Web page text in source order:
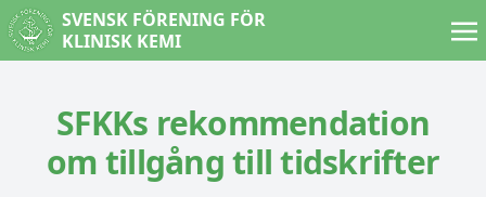
SVENSK FÖRENING FÖR
KLINISK KEMI
SFKKs rekommendation
om tillgång till tidskrifter